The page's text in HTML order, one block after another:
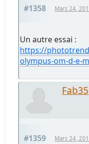
#1358 Mars 24,
Un autre essai :
https://
olympus-om-d-e-
Fab35
#1359 Mars 24,